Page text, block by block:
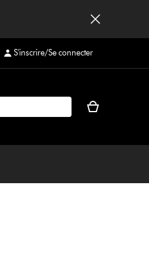
S'inscrire/Se connecter
Votre
vide